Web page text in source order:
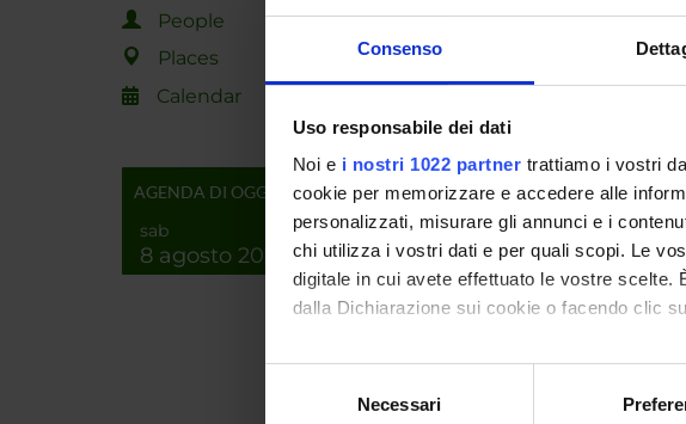
Consenso
Uso responsabile dei dati
Noi e i nostri 1022 partner trattiamo i vostri
cookie per memorizzare e accedere alle
personalizzati, misurare gli annunci e i
chi utilizza i vostri dati e per quali scopi. Le
digitale in cui avete effettuato le vostre
dalla Dichiarazione sui cookie o facendo clic
Con il tuo consenso, vorremmo anche:
raccogliere informazioni sulla tua
Necessari
People
Places
Calendar
AGENDA DI OGGI
sab
8 agosto 2026
We hypothesize that the
hypothesis is strongly
international companies
Complex System since
SPONSORS: